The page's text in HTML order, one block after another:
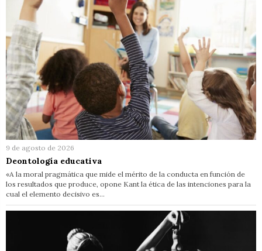
9 de agosto de 2026
Deontología educativa
«A la moral pragmática que mide el mérito de la conducta en función de
los resultados que produce, opone Kant la ética de las intenciones para la
cual el elemento decisivo es…